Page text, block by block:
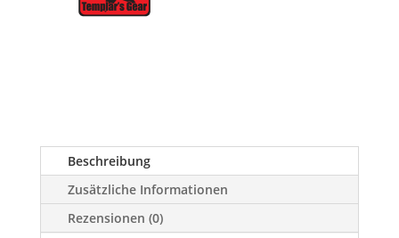
Beschreibung
Zusätzliche Informationen
Rezensionen (0)